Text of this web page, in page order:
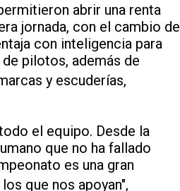
abrir una renta
jornada, con el cambio de
con inteligencia para
pilotos, además de
y escuderías,
el equipo. Desde la
que no ha fallado
es una gran
que nos apoyan",